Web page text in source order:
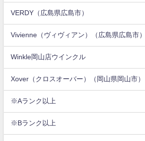
VERDY（広島県広島市）
Vivienne（ヴィヴィアン）（広島県広島市）
Winkle岡山店ウインクル
Xover（クロスオーバー）（岡山県岡山市）
※Aランク以上
※Bランク以上